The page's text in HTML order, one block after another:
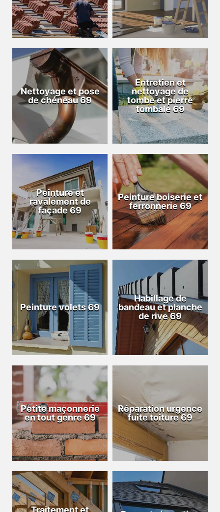
Nettoyage et pose
de chéneau 69
Entretien et
nettoyage de
tombe et pierre
tombale 69
Peinture et
ravalement de
façade 69
Peinture boiserie et
ferronnerie 69
Peinture volets 69
Habillage de
bandeau et planche
de rive 69
Petite maçonnerie
en tout genre 69
Réparation urgence
fuite toiture 69
Traitement et